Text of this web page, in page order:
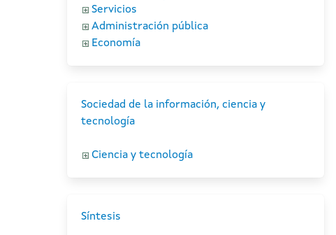
Servicios
Administración pública
Economía
Sociedad de la información, ciencia y
tecnología
Ciencia y tecnología
Síntesis